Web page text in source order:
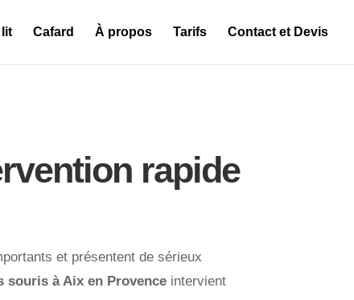
lit Cafard À propos Tarifs Contact et Devis
rapide
et présentent de sérieux
souris à Aix en Provence intervient